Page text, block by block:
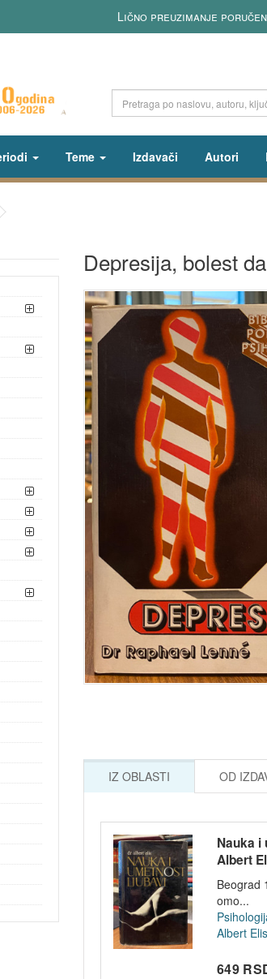
Lično preuzimanje
Teme Izdavači Autori
Depresija, bolest
IZ OBLASTI OD
Nauka i
Albert
Beograd
omo...
Albert Elis
649